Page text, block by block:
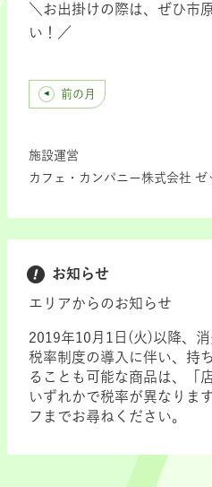
＼お出掛けの際は、ぜひ市
い！／
前の月
施設運営
カフェ・カンパニー株式会社 ゼ
お知らせ
エリアからのお知らせ
2019年10月1日(火)以降、
税率制度の導入に伴い、持
ることも可能な商品は、「
いずれかで税率が異なりま
フまでお尋ねください。